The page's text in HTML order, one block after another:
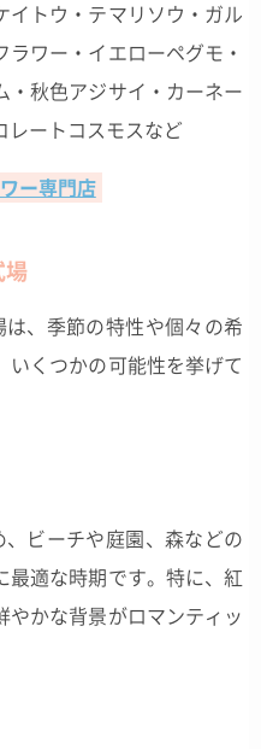
イトウ・テマリソウ・ガル
ワー・イエローペグモ・
・秋色アジサイ・カーネー
レートコスモスなど
ー専門店
場
、季節の特性や個々の希
いくつかの可能性を挙げて
ビーチや庭園、森などの
最適な時期です。特に、紅
やかな背景がロマンティッ